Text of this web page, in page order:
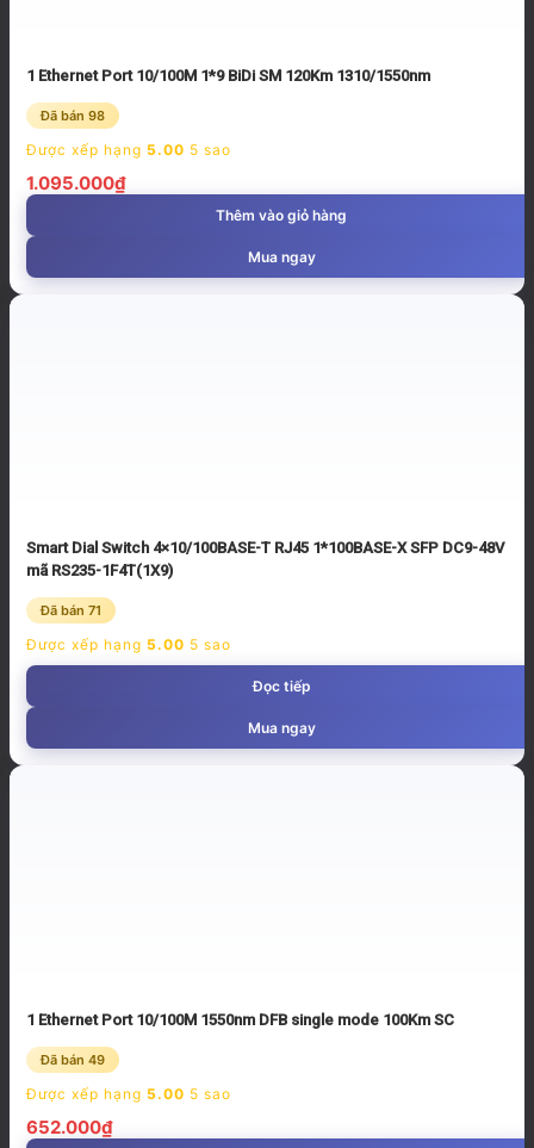
1 Ethernet Port 10/100M 1*9 BiDi SM 120Km 1310/1550nm
Đã bán 98
Được xếp hạng 5.00 5 sao
1.095.000₫
Thêm vào giỏ hàng
Mua ngay
Smart Dial Switch 4×10/100BASE-T RJ45 1*100BASE-X SFP DC9-48V
mã RS235-1F4T(1X9)
Đã bán 71
Được xếp hạng 5.00 5 sao
Đọc tiếp
Mua ngay
1 Ethernet Port 10/100M 1550nm DFB single mode 100Km SC
Đã bán 49
Được xếp hạng 5.00 5 sao
652.000₫